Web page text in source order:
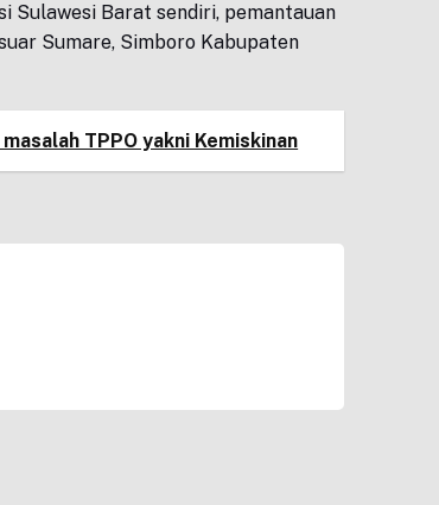
Sulawesi Barat sendiri, pemantauan
Sumare, Simboro Kabupaten
TPPO yakni Kemiskinan